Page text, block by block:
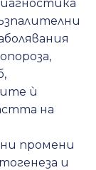
ѝ
на
промени
и